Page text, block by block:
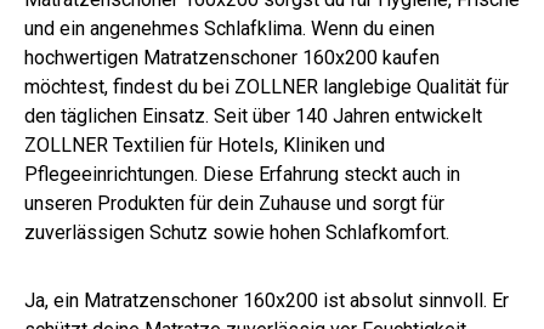
und ein angenehmes Schlafklima. Wenn du einen
hochwertigen Matratzenschoner 160x200 kaufen
möchtest, findest du bei ZOLLNER langlebige Qualität für
den täglichen Einsatz. Seit über 140 Jahren entwickelt
ZOLLNER Textilien für Hotels, Kliniken und
Pflegeeinrichtungen. Diese Erfahrung steckt auch in
unseren Produkten für dein Zuhause und sorgt für
zuverlässigen Schutz sowie hohen Schlafkomfort.
Ja, ein Matratzenschoner 160x200 ist absolut sinnvoll. Er